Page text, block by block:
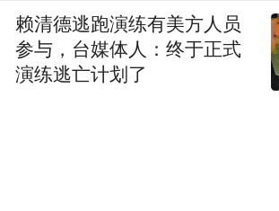
赖清德逃跑演练有美方人员
参与，台媒体人：终于正式
演练逃亡计划了